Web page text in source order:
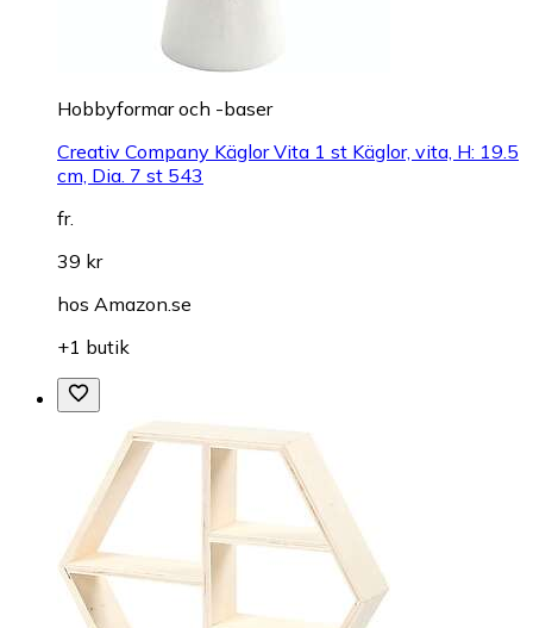
Hobbyformar och -baser
Creativ Company Käglor Vita 1 st Käglor, vita, H: 19.5
cm, Dia. 7 st 543
fr.
39 kr
hos Amazon.se
+1 butik